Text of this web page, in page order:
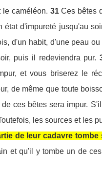
le caméléon. 31 Ces bêtes
état d'impureté jusqu'au
d'un habit, d'une peau
puis il redeviendra pur.
et vous briserez le
de même que toute
ces bêtes sera impur.
les sources et les
de leur cadavre tombe
et qu'il y tombe un de